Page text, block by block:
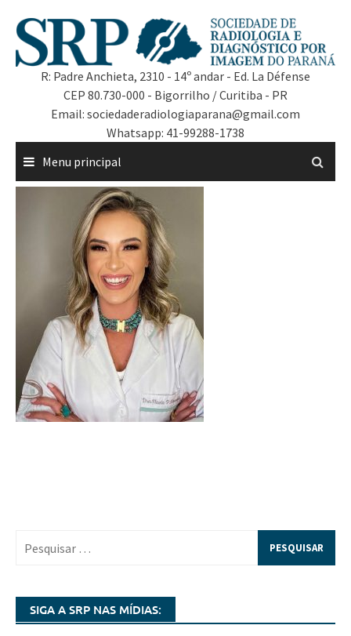
R: Padre Anchieta, 2310 - 14º andar - Ed. La Défense
CEP 80.730-000 - Bigorrilho / Curitiba - PR
Email: sociedaderadiologiaparana@gmail.com
Whatsapp: 41-99288-1738
Menu principal
SIGA A SRP NAS MÍDIAS: